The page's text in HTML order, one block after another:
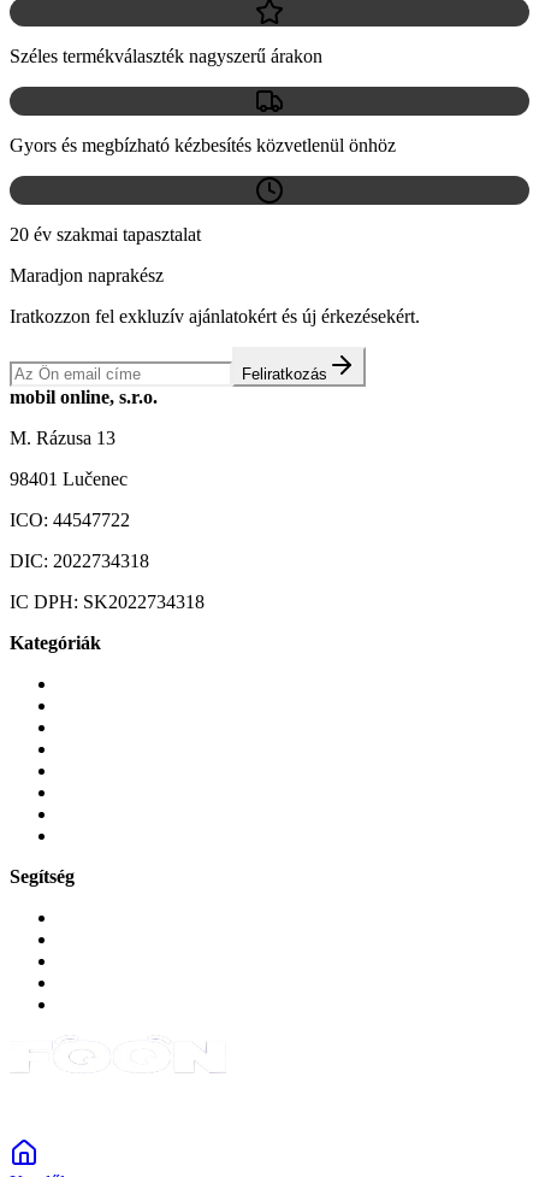
Széles termékválaszték nagyszerű árakon
Gyors és megbízható kézbesítés közvetlenül önhöz
20 év szakmai tapasztalat
Maradjon naprakész
Iratkozzon fel exkluzív ajánlatokért és új érkezésekért.
Feliratkozás
mobil online, s.r.o.
M. Rázusa 13
98401 Lučenec
ICO: 44547722
DIC: 2022734318
IC DPH: SK2022734318
Kategóriák
Segítség